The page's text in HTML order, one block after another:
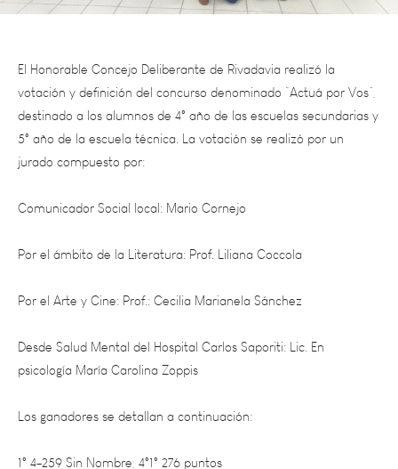
El Honorable Concejo Deliberante de Rivadavia realizó la
votación y definición del concurso denominado “Actuá por Vos”,
destinado a los alumnos de 4° año de las escuelas secundarias y
5° año de la escuela técnica. La votación se realizó por un
jurado compuesto por:
Comunicador Social local: Mario Cornejo
Por el ámbito de la Literatura: Prof. Liliana Coccola
Por el Arte y Cine: Prof.: Cecilia Marianela Sánchez
Desde Salud Mental del Hospital Carlos Saporiti: Lic. En
psicología María Carolina Zoppis
Los ganadores se detallan a continuación:
1° 4-259 Sin Nombre, 4°1° 276 puntos